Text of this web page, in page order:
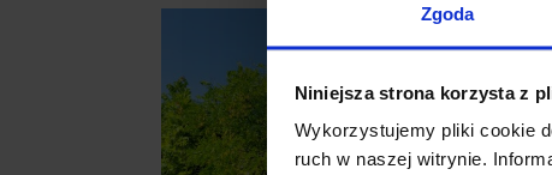
Zgoda
Niniejsza strona korzysta z
Wykorzystujemy pliki cookie
ruch w naszej witrynie.